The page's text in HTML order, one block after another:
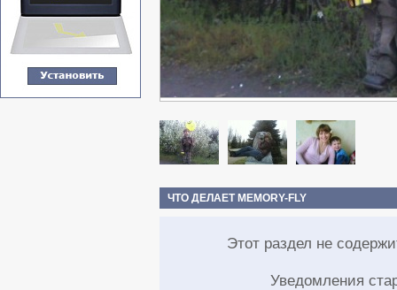
ЧТО ДЕЛАЕТ MEMORY-FLY
Этот раздел не
Уведомления